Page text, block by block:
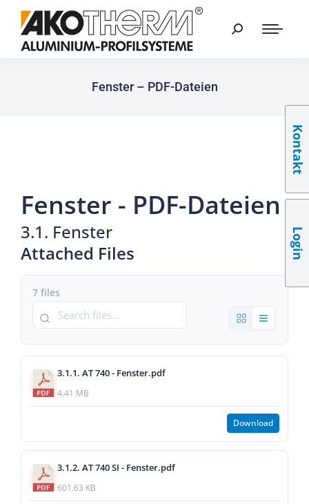
Fenster – PDF-Dateien
Fenster - PDF-Dateien
3.1. Fenster
Attached Files
7 files
3.1.1. AT 740 - Fenster.pdf
4.41 MB
Download
3.1.2. AT 740 SI - Fenster.pdf
601.63 KB
Kontakt
Login